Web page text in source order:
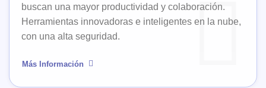
buscan una mayor productividad y colaboración.
Herramientas innovadoras e inteligentes en la nube,
con una alta seguridad.
Más Información